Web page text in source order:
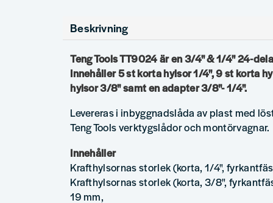
Beskrivning
Teng Tools TT9024 är en 3/4" & 1/4" 24-
Innehåller 5 st korta hylsor 1/4", 9 st korta
hylsor 3/8" samt en adapter 3/8"- 1/4".
Levereras i inbyggnadslåda av plast med
Teng Tools verktygslådor och montörvagnar.
Innehåller
Krafthylsornas storlek (korta, 1/4",
Krafthylsornas storlek (korta, 3/8",
19 mm,